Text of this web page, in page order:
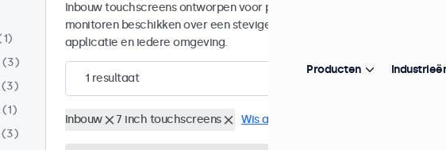
1
3
3
1
3
Inbouw touchscreens ontworpen voor professionele toepassingen en
monitoren beschikken over een stevige metalen behuizing waarmee ze
applicatie en iedere omgeving.
1 resultaat
Inbouw 7 inch touchscreens Wis alle filters
Producten